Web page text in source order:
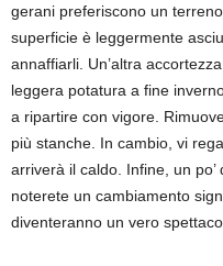
gerani preferiscono un
superficie è leggermente
annaffiarli. Un’altra
leggera potatura a fine
a ripartire con vigore.
più stanche. In cambio, vi
arriverà il caldo. Infine, un po’
noterete un cambiamento
diventeranno un vero